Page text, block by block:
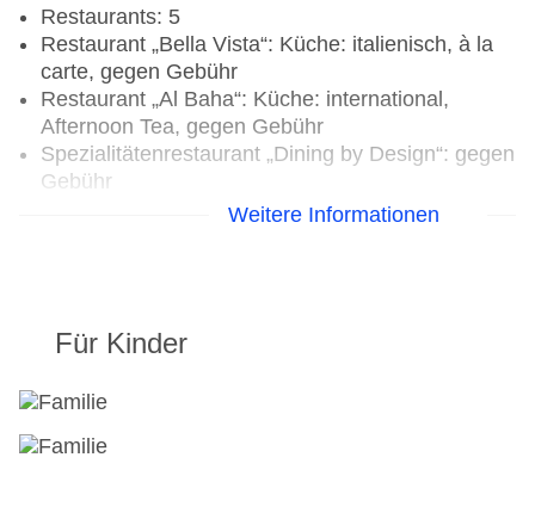
Restaurants: 5
Restaurant „Bella Vista“: Küche: italienisch, à la
carte, gegen Gebühr
Restaurant „Al Baha“: Küche: international,
Afternoon Tea, gegen Gebühr
Spezialitätenrestaurant „Dining by Design“: gegen
Gebühr
Restaurant „Al Maisan“: Küche: international,
Weitere Informationen
Für Kinder